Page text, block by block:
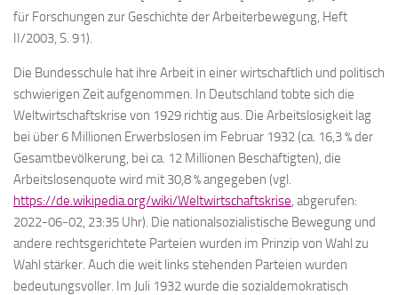
für Forschungen zur Geschichte der Arbeiterbewegung, Heft
II/2003, S. 91).
Die Bundesschule hat ihre Arbeit in einer wirtschaftlich und politisch
schwierigen Zeit aufgenommen. In Deutschland tobte sich die
Weltwirtschaftskrise von 1929 richtig aus. Die Arbeitslosigkeit lag
bei über 6 Millionen Erwerbslosen im Februar 1932 (ca. 16,3 % der
Gesamtbevölkerung, bei ca. 12 Millionen Beschäftigten), die
Arbeitslosenquote wird mit 30,8 % angegeben (vgl.
https://de.wikipedia.org/wiki/Weltwirtschaftskrise, abgerufen:
2022-06-02, 23:35 Uhr). Die nationalsozialistische Bewegung und
andere rechtsgerichtete Parteien wurden im Prinzip von Wahl zu
Wahl stärker. Auch die weit links stehenden Parteien wurden
bedeutungsvoller. Im Juli 1932 wurde die sozialdemokratisch